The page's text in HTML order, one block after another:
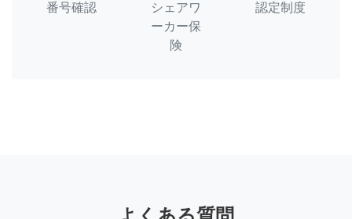
番号確認
シェアワ
ーカー保
険
認定制度